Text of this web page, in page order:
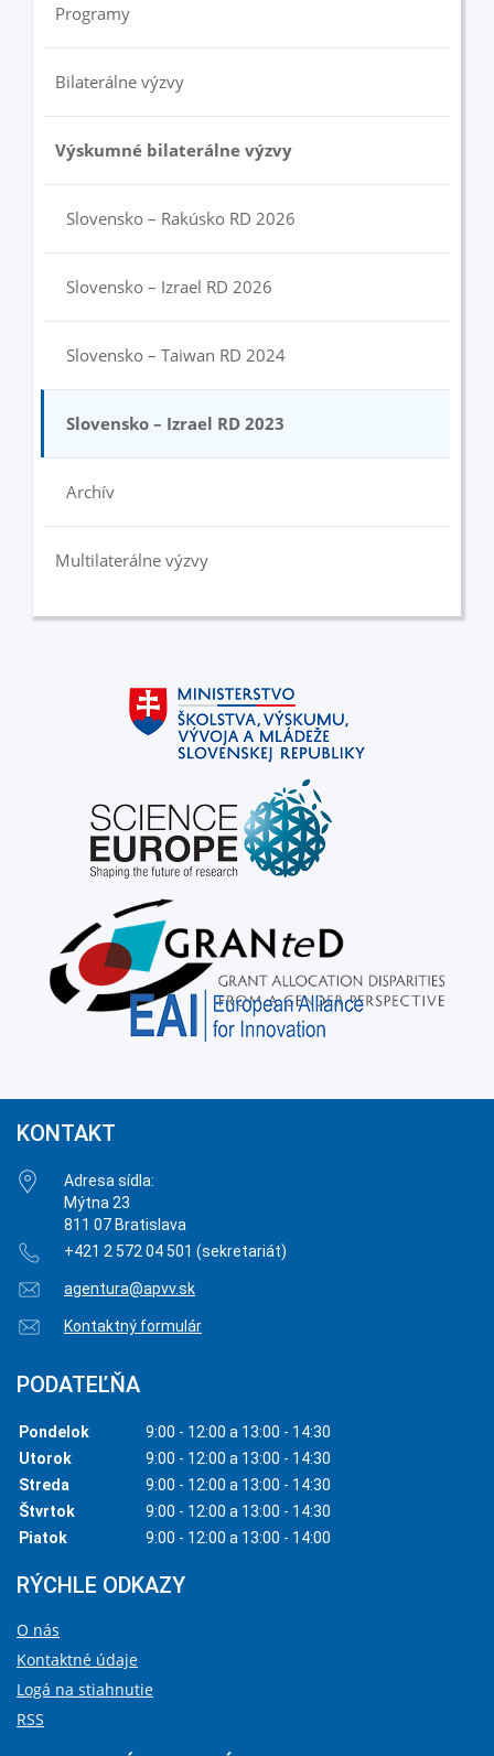
Programy
Bilaterálne výzvy
Výskumné bilaterálne výzvy
Slovensko – Rakúsko RD 2026
Slovensko – Izrael RD 2026
Slovensko – Taiwan RD 2024
Slovensko – Izrael RD 2023
Archív
Multilaterálne výzvy
KONTAKT
Adresa sídla:
Mýtna 23
811 07 Bratislava
+421 2 572 04 501 (sekretariát)
agentura@apvv.sk
Kontaktný formulár
PODATEĽŇA
Pondelok
9:00 - 12:00 a 13:00 - 14:30
Utorok
9:00 - 12:00 a 13:00 - 14:30
Streda
9:00 - 12:00 a 13:00 - 14:30
Štvrtok
9:00 - 12:00 a 13:00 - 14:30
Piatok
9:00 - 12:00 a 13:00 - 14:00
RÝCHLE ODKAZY
O nás
Kontaktné údaje
Logá na stiahnutie
RSS